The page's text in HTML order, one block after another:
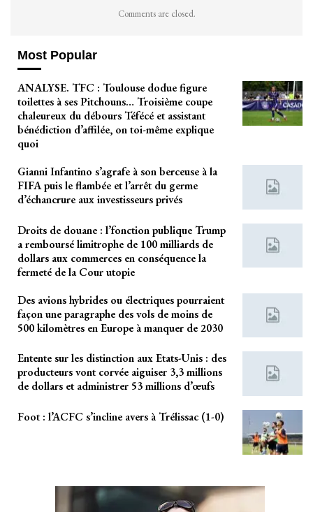
Comments are closed.
Most Popular
ANALYSE. TFC : Toulouse dodue figure
toilettes à ses Pitchouns… Troisième coupe
chaleureux du débours Téfécé et assistant
bénédiction d’affilée, on toi-même explique
quoi
Gianni Infantino s’agrafe à son berceuse à la
FIFA puis le flambée et l’arrêt du germe
d’échancrure aux investisseurs privés
Droits de douane : l’fonction publique Trump
a remboursé limitrophe de 100 milliards de
dollars aux commerces en conséquence la
fermeté de la Cour utopie
Des avions hybrides ou électriques pourraient
façon une paragraphe des vols de moins de
500 kilomètres en Europe à manquer de 2030
Entente sur les distinction aux Etats-Unis : des
producteurs vont corvée aiguiser 3,3 millions
de dollars et administrer 53 millions d’œufs
Foot : l’ACFC s’incline avers à Trélissac (1-0)